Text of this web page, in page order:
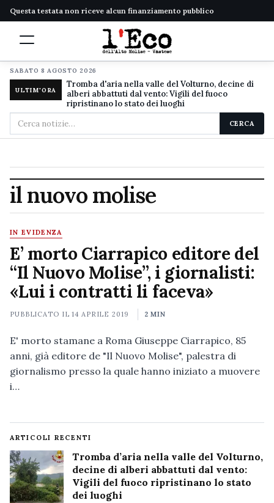
Questa testata non riceve alcun finanziamento pubblico
SABATO 8 AGOSTO 2026
ULTIM'ORA
Tromba d'aria nella valle del Volturno, decine di
alberi abbattuti dal vento: Vigili del fuoco
ripristinano lo stato dei luoghi
Cerca
nel
CERCA
il nuovo molise
IN EVIDENZA
E’ morto Ciarrapico editore del
“Il Nuovo Molise”, i giornalisti:
«Lui i contratti li faceva»
PUBBLICATO IL14 APRILE 2019 2 MIN
E' morto stamane a Roma Giuseppe Ciarrapico, 85
anni, già editore de "Il Nuovo Molise", palestra di
giornalismo presso la quale hanno iniziato a muovere
i…
ARTICOLI RECENTI
Tromba d’aria nella valle del Volturno,
decine di alberi abbattuti dal vento:
Vigili del fuoco ripristinano lo stato
dei luoghi